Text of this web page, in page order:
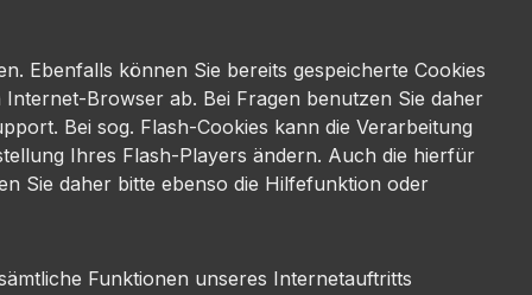
Ebenfalls können Sie bereits gespeicherte Cookies
Browser ab. Bei Fragen benutzen Sie daher
Bei sog. Flash-Cookies kann die Verarbeitung
Ihres Flash-Players ändern. Auch die hierfür
Sie daher bitte ebenso die Hilfefunktion oder
Funktionen unseres Internetauftritts